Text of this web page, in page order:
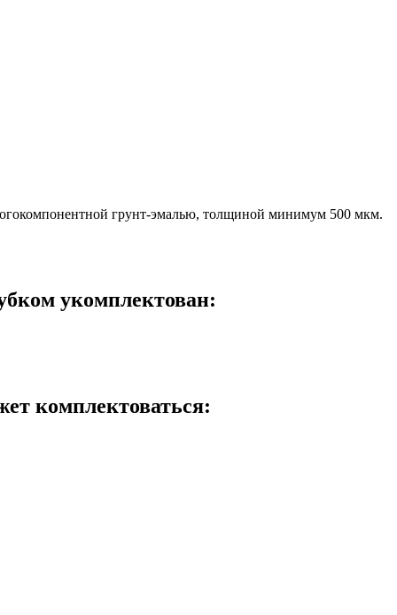
грунт-эмалью, толщиной минимум 500 мкм.
укомплектован:
комплектоваться: